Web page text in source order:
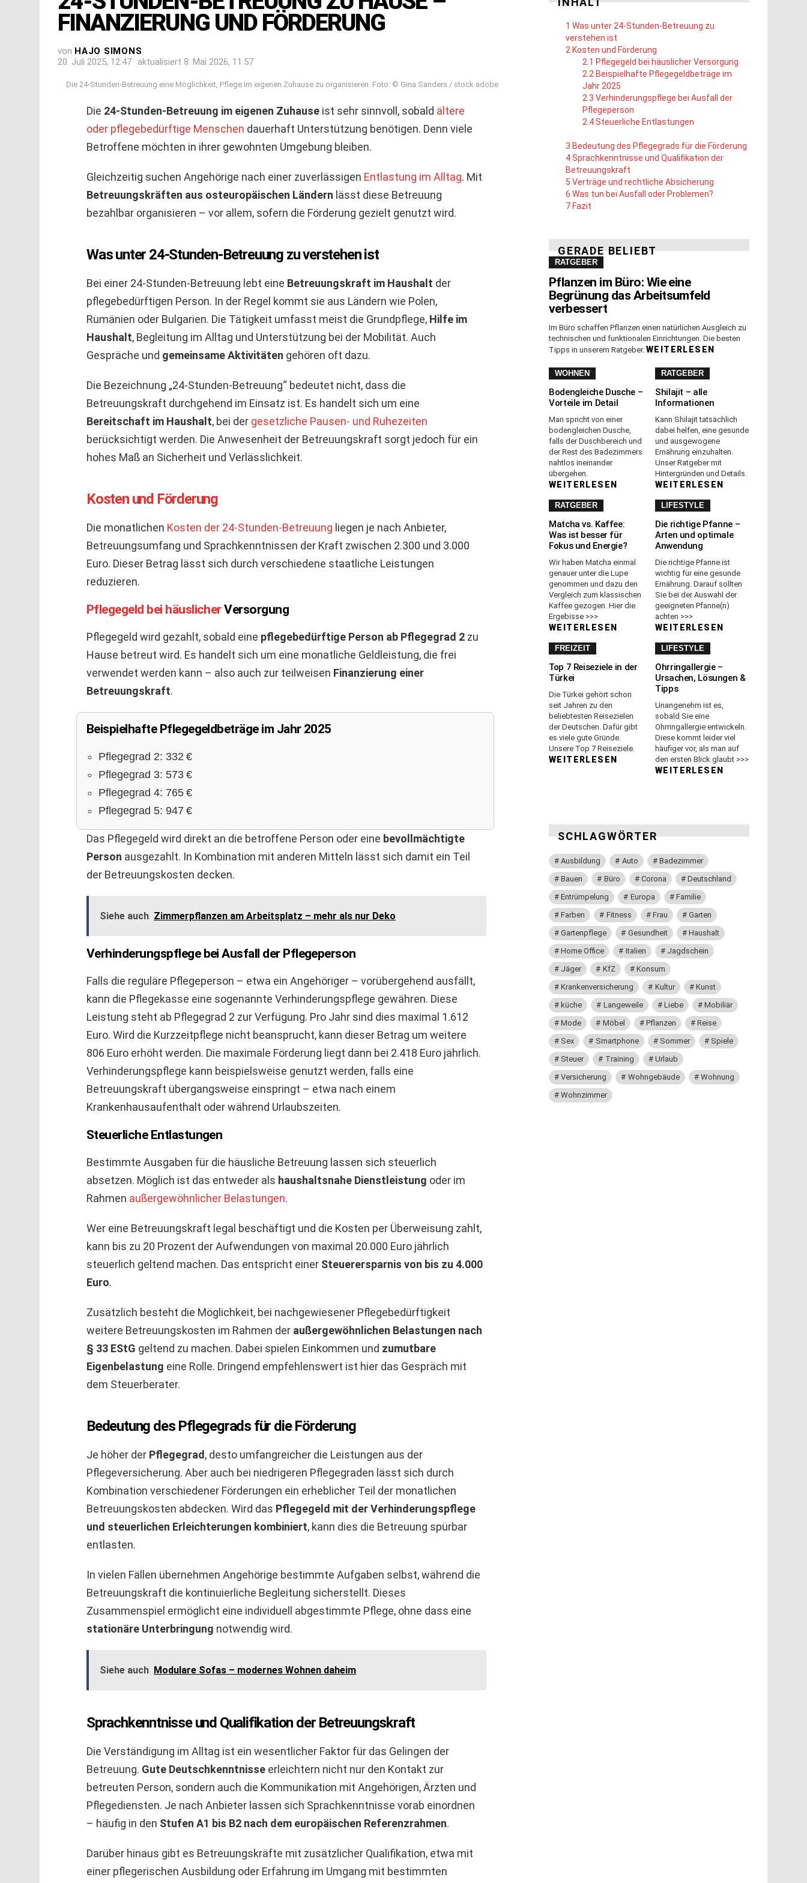
FINANZIERUNG UND FÖRDERUNG
von HAJO SIMONS
20. Juli 2025, 12:47
aktualisiert 8. Mai 2026, 11:57
Die 24-Stunden-Betreuung eine Möglichkeit, Pflege im eigenen Zuhause zu organisieren. Foto: © Gina Sanders / stock adobe
Die 24-Stunden-Betreuung im eigenen Zuhause ist sehr sinnvoll, sobald ältere
oder pflegebedürftige Menschen dauerhaft Unterstützung benötigen. Denn viele
Betroffene möchten in ihrer gewohnten Umgebung bleiben.
Gleichzeitig suchen Angehörige nach einer zuverlässigen Entlastung im Alltag. Mit
Betreuungskräften aus osteuropäischen Ländern lässt diese Betreuung
bezahlbar organisieren – vor allem, sofern die Förderung gezielt genutzt wird.
Was unter 24-Stunden-Betreuung zu verstehen ist
Bei einer 24-Stunden-Betreuung lebt eine Betreuungskraft im Haushalt der
pflegebedürftigen Person. In der Regel kommt sie aus Ländern wie Polen,
Rumänien oder Bulgarien. Die Tätigkeit umfasst meist die Grundpflege, Hilfe im
Haushalt, Begleitung im Alltag und Unterstützung bei der Mobilität. Auch
Gespräche und gemeinsame Aktivitäten gehören oft dazu.
Die Bezeichnung „24-Stunden-Betreuung“ bedeutet nicht, dass die
Betreuungskraft durchgehend im Einsatz ist. Es handelt sich um eine
Bereitschaft im Haushalt, bei der gesetzliche Pausen- und Ruhezeiten
berücksichtigt werden. Die Anwesenheit der Betreuungskraft sorgt jedoch für ein
hohes Maß an Sicherheit und Verlässlichkeit.
Kosten und Förderung
Die monatlichen Kosten der 24-Stunden-Betreuung liegen je nach Anbieter,
Betreuungsumfang und Sprachkenntnissen der Kraft zwischen 2.300 und 3.000
Euro. Dieser Betrag lässt sich durch verschiedene staatliche Leistungen
reduzieren.
Pflegegeld bei häuslicherVersorgung
Pflegegeld wird gezahlt, sobald eine pflegebedürftige Person ab Pflegegrad 2 zu
Hause betreut wird. Es handelt sich um eine monatliche Geldleistung, die frei
verwendet werden kann – also auch zur teilweisen Finanzierung einer
Betreuungskraft.
Beispielhafte Pflegegeldbeträge im Jahr 2025
Pflegegrad 2: 332 €
Pflegegrad 3: 573 €
Pflegegrad 4: 765 €
Pflegegrad 5: 947 €
Das Pflegegeld wird direkt an die betroffene Person oder eine bevollmächtigte
Person ausgezahlt. In Kombination mit anderen Mitteln lässt sich damit ein Teil
der Betreuungskosten decken.
Siehe auch Zimmerpflanzen am Arbeitsplatz – mehr als nur Deko
Verhinderungspflege bei Ausfall der Pflegeperson
Falls die reguläre Pflegeperson – etwa ein Angehöriger – vorübergehend ausfällt,
kann die Pflegekasse eine sogenannte Verhinderungspflege gewähren. Diese
Leistung steht ab Pflegegrad 2 zur Verfügung. Pro Jahr sind dies maximal 1.612
Euro. Wird die Kurzzeitpflege nicht beansprucht, kann dieser Betrag um weitere
806 Euro erhöht werden. Die maximale Förderung liegt dann bei 2.418 Euro jährlich.
Verhinderungspflege kann beispielsweise genutzt werden, falls eine
Betreuungskraft übergangsweise einspringt – etwa nach einem
Krankenhausaufenthalt oder während Urlaubszeiten.
Steuerliche Entlastungen
Bestimmte Ausgaben für die häusliche Betreuung lassen sich steuerlich
absetzen. Möglich ist das entweder als haushaltsnahe Dienstleistung oder im
Rahmen außergewöhnlicher Belastungen.
Wer eine Betreuungskraft legal beschäftigt und die Kosten per Überweisung zahlt,
kann bis zu 20 Prozent der Aufwendungen von maximal 20.000 Euro jährlich
steuerlich geltend machen. Das entspricht einer Steuerersparnis von bis zu 4.000
Euro.
Zusätzlich besteht die Möglichkeit, bei nachgewiesener Pflegebedürftigkeit
weitere Betreuungskosten im Rahmen der außergewöhnlichen Belastungen nach
§ 33 EStG geltend zu machen. Dabei spielen Einkommen und zumutbare
Eigenbelastung eine Rolle. Dringend empfehlenswert ist hier das Gespräch mit
dem Steuerberater.
Bedeutung des Pflegegrads für die Förderung
Je höher der Pflegegrad, desto umfangreicher die Leistungen aus der
Pflegeversicherung. Aber auch bei niedrigeren Pflegegraden lässt sich durch
Kombination verschiedener Förderungen ein erheblicher Teil der monatlichen
Betreuungskosten abdecken. Wird das Pflegegeld mit der Verhinderungspflege
und steuerlichen Erleichterungen kombiniert, kann dies die Betreuung spürbar
entlasten.
In vielen Fällen übernehmen Angehörige bestimmte Aufgaben selbst, während die
Betreuungskraft die kontinuierliche Begleitung sicherstellt. Dieses
Zusammenspiel ermöglicht eine individuell abgestimmte Pflege, ohne dass eine
stationäre Unterbringung notwendig wird.
Siehe auch Modulare Sofas – modernes Wohnen daheim
Sprachkenntnisse und Qualifikation der Betreuungskraft
Die Verständigung im Alltag ist ein wesentlicher Faktor für das Gelingen der
Betreuung. Gute Deutschkenntnisse erleichtern nicht nur den Kontakt zur
betreuten Person, sondern auch die Kommunikation mit Angehörigen, Ärzten und
Pflegediensten. Je nach Anbieter lassen sich Sprachkenntnisse vorab einordnen
– häufig in den Stufen A1 bis B2 nach dem europäischen Referenzrahmen.
Darüber hinaus gibt es Betreuungskräfte mit zusätzlicher Qualifikation, etwa mit
einer pflegerischen Ausbildung oder Erfahrung im Umgang mit bestimmten
1 Was unter 24-Stunden-Betreuung zu
verstehen ist
2 Kosten und Förderung
2.1 Pflegegeld bei häuslicher Versorgung
2.2 Beispielhafte Pflegegeldbeträge im
Jahr 2025
2.3 Verhinderungspflege bei Ausfall der
Pflegeperson
2.4Steuerliche Entlastungen
3 Bedeutung des Pflegegrads für die Förderung
4Sprachkenntnisse und Qualifikation der
Betreuungskraft
5 Verträge und rechtliche Absicherung
6 Was tun bei Ausfall oder Problemen?
7 Fazit
GERADE BELIEBT
RATGEBER
Pflanzen im Büro: Wie eine
Begrünung das Arbeitsumfeld
verbessert
Im Büro schaffen Pflanzen einen natürlichen Ausgleich zu
technischen und funktionalen Einrichtungen. Die besten
Tipps in unserem Ratgeber. WEITERLESEN
WOHNEN
Bodengleiche Dusche –
Vorteile im Detail
Man spricht von einer
bodengleichen Dusche,
falls der Duschbereich und
der Rest des Badezimmers
nahtlos ineinander
übergehen.
WEITERLESEN
RATGEBER
Shilajit – alle
Informationen
Kann Shilajit tatsächlich
dabei helfen, eine gesunde
und ausgewogene
Ernährung einzuhalten.
Unser Ratgeber mit
Hintergründen und Details.
WEITERLESEN
RATGEBER
Matcha vs. Kaffee:
Was ist besser für
Fokus und Energie?
Wir haben Matcha einmal
genauer unter die Lupe
genommen und dazu den
Vergleich zum klassischen
Kaffee gezogen. Hier die
Ergebisse >>>
WEITERLESEN
LIFESTYLE
Die richtige Pfanne –
Arten und optimale
Anwendung
Die richtige Pfanne ist
wichtig für eine gesunde
Ernährung. Darauf sollten
Sie bei der Auswahl der
geeigneten Pfanne(n)
achten >>>
WEITERLESEN
FREIZEIT
Top 7 Reiseziele in der
Türkei
Die Türkei gehört schon
seit Jahren zu den
beliebtesten Reisezielen
der Deutschen. Dafür gibt
es viele gute Gründe.
Unsere Top 7 Reiseziele.
WEITERLESEN
LIFESTYLE
Ohrringallergie –
Ursachen, Lösungen &
Tipps
Unangenehm ist es,
sobald Sie eine
Ohrringallergie entwickeln.
Diese kommt leider viel
häufiger vor, als man auf
den ersten Blick glaubt >>>
WEITERLESEN
SCHLAGWÖRTER
Ausbildung Auto
Badezimmer
Bauen
Büro Corona
Deutschland
Entrümpelung
Europa
Familie
Farben
Fitness Frau
Garten
Gartenpflege
Gesundheit
Haushalt
Home Office
Italien
Jagdschein
Jäger
KfZ
Konsum
Krankenversicherung
Kultur
Kunst
küche
Langeweile Liebe
Mobiliär
Mode
Möbel Pflanzen
Reise
Sex
Smartphone Sommer
Spiele
Steuer
Training
Urlaub
Versicherung
Wohngebäude
Wohnung
Wohnzimmer